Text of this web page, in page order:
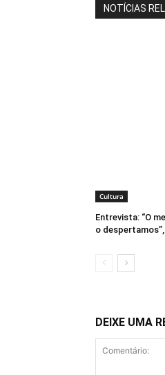
NOTÍCIAS
Cultura
Entrevista: “O
o
DEIXE UMA